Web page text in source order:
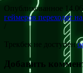
Опубликованное
геймеров переходят
Трекбек не доступен
Добавить